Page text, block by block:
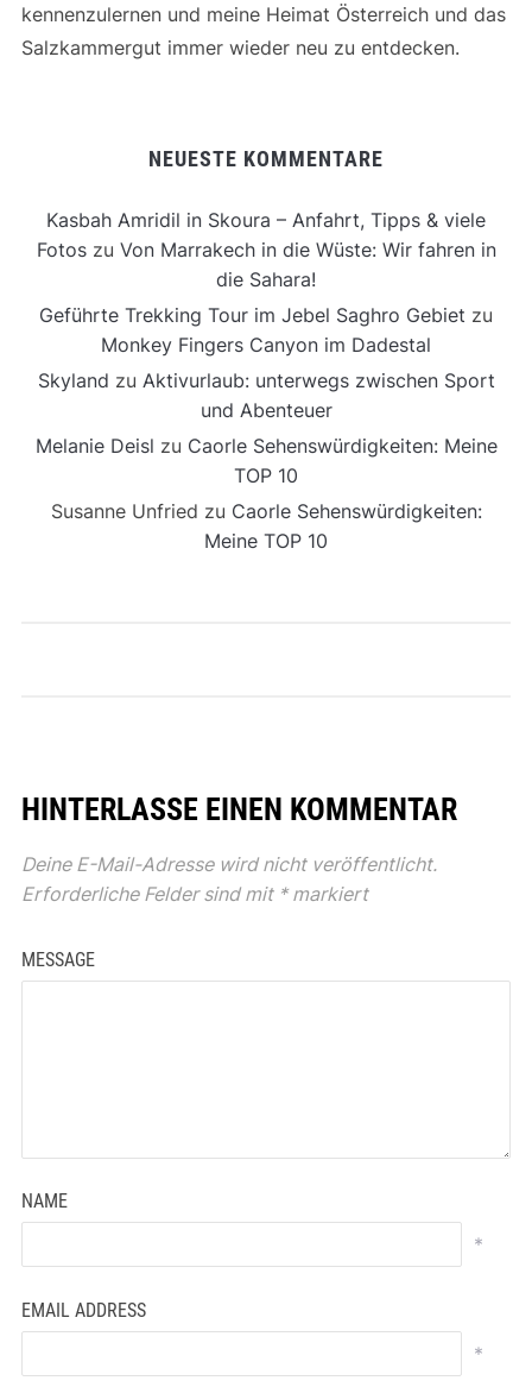
kennenzulernen und meine Heimat Österreich und das
Salzkammergut immer wieder neu zu entdecken.
NEUESTE KOMMENTARE
Kasbah Amridil in Skoura – Anfahrt, Tipps & viele
Fotoszu Von Marrakech in die Wüste: Wir fahren in
die Sahara!
Geführte Trekking Tour im Jebel Saghro Gebiet zu
Monkey Fingers Canyon im Dadestal
Skyland zu Aktivurlaub: unterwegs zwischen Sport
und Abenteuer
Melanie Deisl zu Caorle Sehenswürdigkeiten: Meine
TOP 10
Susanne Unfried zu Caorle Sehenswürdigkeiten:
Meine TOP 10
HINTERLASSE EINEN KOMMENTAR
Deine E-Mail-Adresse wird nicht veröffentlicht.
Erforderliche Felder sind mit *markiert
MESSAGE
NAME
*
EMAIL ADDRESS
*